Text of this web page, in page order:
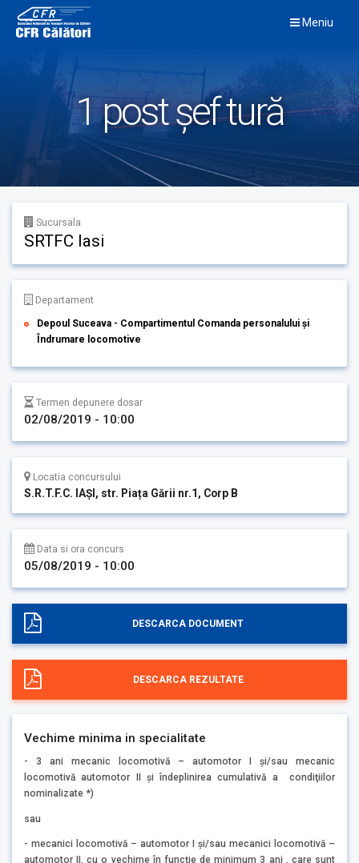
content
Meniu
1 post șef tură
Sucursala
SRTFC Iasi
Departament
Depoul Suceava - Compartimentul Comanda personalului și
Îndrumare locomotive
Termen depunere dosar
02/08/2019 - 10:00
Locatia concursului
S.R.T.F.C. IAȘI, str. Piața Gării nr.1, Corp B
Data si ora concurs
05/08/2019 - 10:00
DESCARCA DOCUMENT
DESCARCA REZULTATE
Vechime minima in specialitate
- 3 ani mecanic locomotivă – automotor I şi/sau mecanic
locomotivă automotor II şi îndeplinirea cumulativă a condiţiilor
nominalizate *)
sau
- mecanici locomotivă – automotor I şi/sau mecanici locomotivă –
automotor II, cu o vechime în funcţie de minimum 3 ani , care sunt